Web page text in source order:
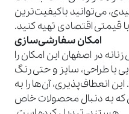
می‌توانید باکیفیت‌ترین
قیمتی اقتصادی تهیه کنید.
امکان سفارشی‌سازی
در اصفهان این امکان را
با طراحی، سایز و حتی رنگ
انعطاف‌پذیری، آن‌ها را به
که به دنبال محصولات خاص